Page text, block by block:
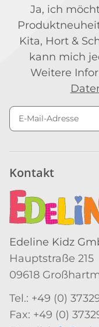
Ja, ich
Kita, Hort &
kann mich
Weitere
Kontakt
Edeline Kidz
Hauptstraße 215
09618
Tel.: +49 (0)
Fax: +49 (0)